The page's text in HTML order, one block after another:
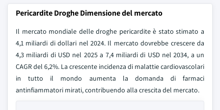
Pericardite Droghe Dimensione del mercato
Il mercato mondiale delle droghe pericardite è stato stimato a
4,1 miliardi di dollari nel 2024. Il mercato dovrebbe crescere da
4,3 miliardi di USD nel 2025 a 7,4 miliardi di USD nel 2034, a un
CAGR del 6,2%. La crescente incidenza di malattie cardiovascolari
in tutto il mondo aumenta la domanda di farmaci
antinfiammatori mirati, contribuendo alla crescita del mercato.